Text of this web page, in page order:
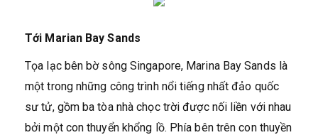
Tới Marian Bay Sands
Tọa lạc bên bờ sông Singapore, Marina Bay Sands là
một trong những công trình nổi tiếng nhất đảo quốc
sư tử, gồm ba tòa nhà chọc trời được nối liền với nhau
bởi một con thuyển khổng lồ. Phía bên trên con thuyền